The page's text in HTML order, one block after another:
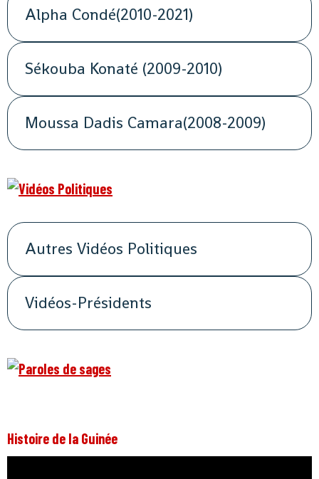
Alpha Condé(2010-2021)
Sékouba Konaté (2009-2010)
Moussa Dadis Camara(2008-2009)
Autres Vidéos Politiques
Vidéos-Présidents
Histoire de la Guinée